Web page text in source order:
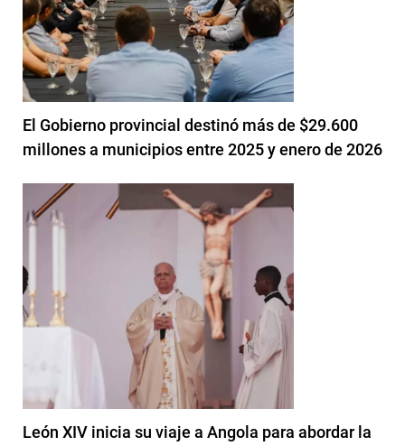
El Gobierno provincial destinó más de $29.600
millones a municipios entre 2025 y enero de 2026
León XIV inicia su viaje a Angola para abordar la